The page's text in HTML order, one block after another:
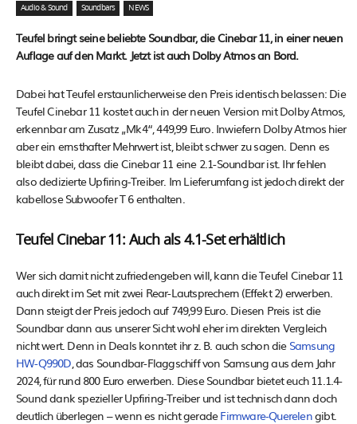
Audio & Sound Soundbars NEWS
Teufel bringt seine beliebte Soundbar, die Cinebar 11, in einer neuen
Auflage auf den Markt. Jetzt ist auch Dolby Atmos an Bord.
Dabei hat Teufel erstaunlicherweise den Preis identisch belassen: Die
Teufel Cinebar 11 kostet auch in der neuen Version mit Dolby Atmos,
erkennbar am Zusatz „Mk4“, 449,99 Euro. Inwiefern Dolby Atmos hier
aber ein ernsthafter Mehrwert ist, bleibt schwer zu sagen. Denn es
bleibt dabei, dass die Cinebar 11 eine 2.1-Soundbar ist. Ihr fehlen
also dedizierte Upfiring-Treiber. Im Lieferumfang ist jedoch direkt der
kabellose Subwoofer T 6 enthalten.
Teufel Cinebar 11: Auch als 4.1-Set erhältlich
Wer sich damit nicht zufriedengeben will, kann die Teufel Cinebar 11
auch direkt im Set mit zwei Rear-Lautsprechern (Effekt 2) erwerben.
Dann steigt der Preis jedoch auf 749,99 Euro. Diesen Preis ist die
Soundbar dann aus unserer Sicht wohl eher im direkten Vergleich
nicht wert. Denn in Deals konntet ihr z. B. auch schon die Samsung
HW-Q990D , das Soundbar-Flaggschiff von Samsung aus dem Jahr
2024, für rund 800 Euro erwerben. Diese Soundbar bietet euch 11.1.4-
Sound dank spezieller Upfiring-Treiber und ist technisch dann doch
deutlich überlegen – wenn es nicht geradeFirmware-Querelengibt.